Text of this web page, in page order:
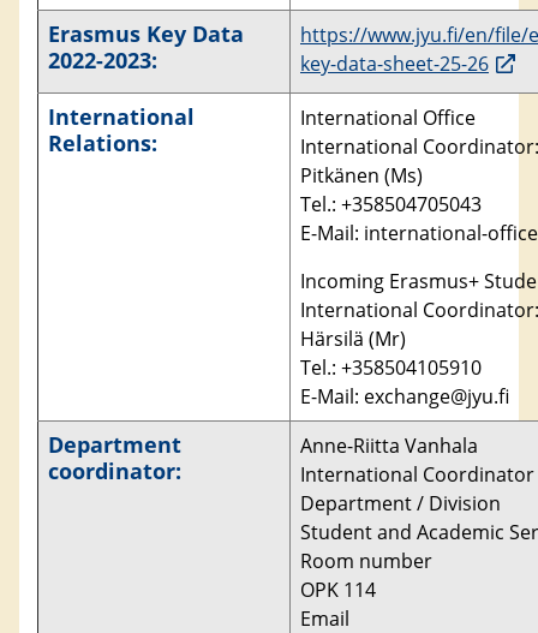
Erasmus Key Data
2022-2023:
https://www.jyu.fi/en/file/
key-data-sheet-25-26
International
Relations:
International Office
International
Pitkänen (Ms)
Tel.: +358504705043
E-Mail: international-
Incoming Erasmus+
International
Härsilä (Mr)
Tel.: +358504105910
E-Mail: exchange@jyu.fi
Department
coordinator:
Anne-Riitta Vanhala
International Coordinator
Department / Division
Student and Academic
Room number
OPK 114
Email